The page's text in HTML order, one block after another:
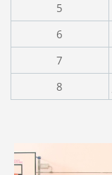
5
6
7
8